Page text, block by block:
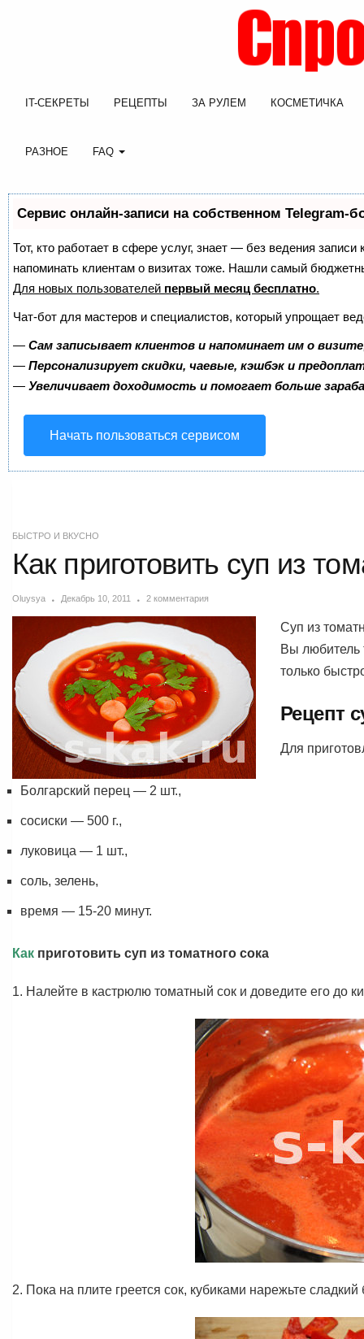
IT-СЕКРЕТЫ РЕЦЕПТЫ ЗА РУЛЕМ КОСМЕТИЧКА
РАЗНОЕ FAQ
Сервис онлайн-записи на собственном Telegram-
Тот, кто работает в сфере услуг, знает — без ведения
напоминать клиентам о визитах тоже. Нашли самый
Для новых пользователей первый месяц бесплатно.
Чат-бот для мастеров и специалистов, который упрощает
— Сам записывает клиентов и напоминает им о
— Персонализирует скидки, чаевые, кэшбэк и
— Увеличивает доходимость и помогает больше
Начать пользоваться сервисом
БЫСТРО И ВКУСНО
Как приготовить суп из
Oluysya Декабрь 10, 2011 2 комментария
Суп из
Вы любитель
только
Рецепт
Для
Болгарский перец — 2 шт.,
сосиски — 500 г.,
луковица — 1 шт.,
соль, зелень,
время — 15-20 минут.
Как приготовить суп из томатного сока
1. Налейте в кастрюлю томатный сок и доведите его до
2. Пока на плите греется сок, кубиками нарежьте сладкий